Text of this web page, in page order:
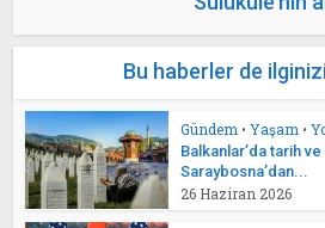
Bu haberler de
Gündem • Yaşam •
Balkanlar’da tarih ve
Saraybosna’dan...
26 Haziran 2026